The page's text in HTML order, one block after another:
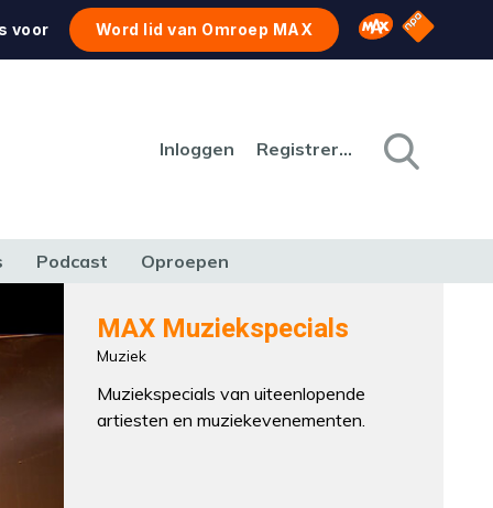
voor Word lid van Omroep MAX Omroep MAX
NPO
Inloggen Registreren
Podcast Oproepen
MAX Muziekspecials
Muziek
Muziekspecials van uiteenlopende
artiesten en muziekevenementen.